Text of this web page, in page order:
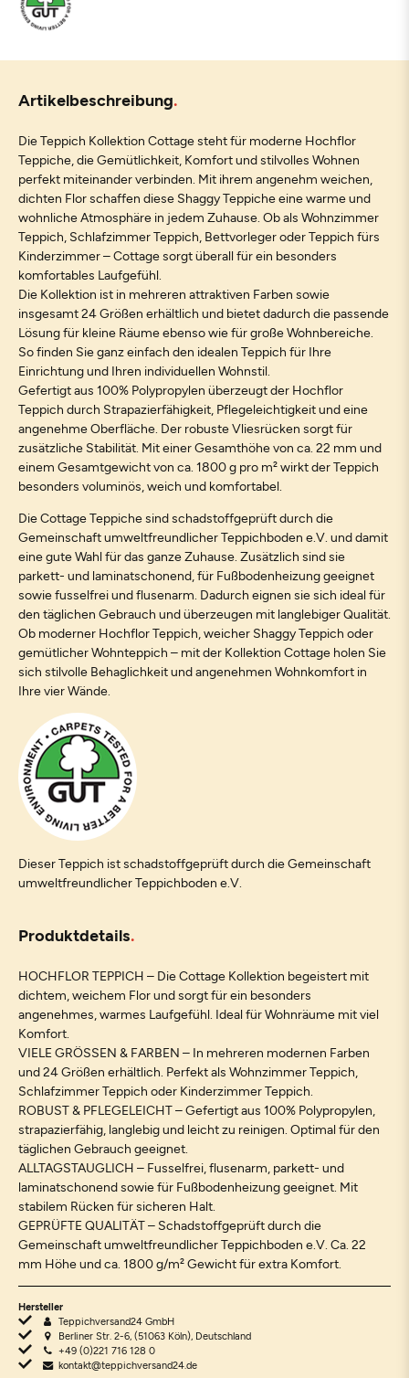
Artikelbeschreibung
Die Teppich Kollektion Cottage steht für moderne Hochflor
Teppiche, die Gemütlichkeit, Komfort und stilvolles Wohnen
perfekt miteinander verbinden. Mit ihrem angenehm weichen,
dichten Flor schaffen diese Shaggy Teppiche eine warme und
wohnliche Atmosphäre in jedem Zuhause. Ob als Wohnzimmer
Teppich, Schlafzimmer Teppich, Bettvorleger oder Teppich fürs
Kinderzimmer – Cottage sorgt überall für ein besonders
komfortables Laufgefühl.
Die Kollektion ist in mehreren attraktiven Farben sowie
insgesamt 24 Größen erhältlich und bietet dadurch die passende
Lösung für kleine Räume ebenso wie für große Wohnbereiche.
So finden Sie ganz einfach den idealen Teppich für Ihre
Einrichtung und Ihren individuellen Wohnstil.
Gefertigt aus 100% Polypropylen überzeugt der Hochflor
Teppich durch Strapazierfähigkeit, Pflegeleichtigkeit und eine
angenehme Oberfläche. Der robuste Vliesrücken sorgt für
zusätzliche Stabilität. Mit einer Gesamthöhe von ca. 22 mm und
einem Gesamtgewicht von ca. 1800 g pro m² wirkt der Teppich
besonders voluminös, weich und komfortabel.
Die Cottage Teppiche sind schadstoffgeprüft durch die
Gemeinschaft umweltfreundlicher Teppichboden e.V. und damit
eine gute Wahl für das ganze Zuhause. Zusätzlich sind sie
parkett- und laminatschonend, für Fußbodenheizung geeignet
sowie fusselfrei und flusenarm. Dadurch eignen sie sich ideal für
den täglichen Gebrauch und überzeugen mit langlebiger Qualität.
Ob moderner Hochflor Teppich, weicher Shaggy Teppich oder
gemütlicher Wohnteppich – mit der Kollektion Cottage holen Sie
sich stilvolle Behaglichkeit und angenehmen Wohnkomfort in
Ihre vier Wände.
Dieser Teppich ist schadstoffgeprüft durch die Gemeinschaft
umweltfreundlicher Teppichboden e.V.
Produktdetails
HOCHFLOR TEPPICH – Die Cottage Kollektion begeistert mit
dichtem, weichem Flor und sorgt für ein besonders
angenehmes, warmes Laufgefühl. Ideal für Wohnräume mit viel
Komfort.
VIELE GRÖSSEN & FARBEN – In mehreren modernen Farben
und 24 Größen erhältlich. Perfekt als Wohnzimmer Teppich,
Schlafzimmer Teppich oder Kinderzimmer Teppich.
ROBUST & PFLEGELEICHT – Gefertigt aus 100% Polypropylen,
strapazierfähig, langlebig und leicht zu reinigen. Optimal für den
täglichen Gebrauch geeignet.
ALLTAGSTAUGLICH – Fusselfrei, flusenarm, parkett- und
laminatschonend sowie für Fußbodenheizung geeignet. Mit
stabilem Rücken für sicheren Halt.
GEPRÜFTE QUALITÄT – Schadstoffgeprüft durch die
Gemeinschaft umweltfreundlicher Teppichboden e.V. Ca. 22
mm Höhe und ca. 1800 g/m² Gewicht für extra Komfort.
Hersteller
Teppichversand24 GmbH
Berliner Str. 2-6, (51063 Köln), Deutschland
+49 (0)221 716 128 0
kontakt@teppichversand24.de